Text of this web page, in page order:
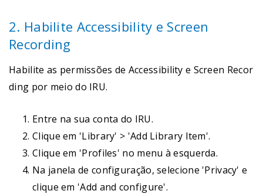
2. Habilite Accessibility e Screen
Recording
Habilite as permissões de Accessibility e Screen Recor
ding por meio do IRU.
Entre na sua conta do IRU.
Clique em 'Library' > 'Add Library Item'.
Clique em 'Profiles' no menu à esquerda.
Na janela de configuração, selecione 'Privacy' e
clique em 'Add and configure'.